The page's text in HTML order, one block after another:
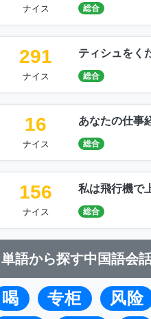
ナイス 総合
291
ナイス
ティシュをく
総合
16
ナイス
あなたの仕事
総合
156
ナイス
私は飛行機で
総合
単語から探す中国語会
喝 专柜 风险